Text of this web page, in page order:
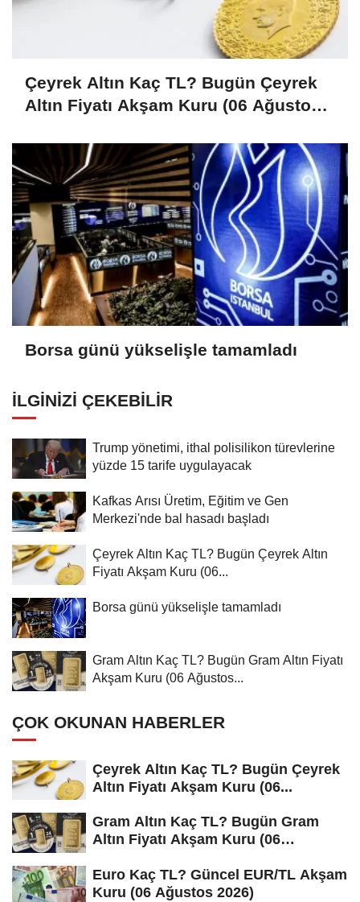
Çeyrek Altın Kaç TL? Bugün Çeyrek
Altın Fiyatı Akşam Kuru (06 Ağustos
Borsa günü yükselişle tamamladı
İLGINIZI ÇEKEBILIR
Trump yönetimi, ithal polisilikon türevlerine
yüzde 15 tarife uygulayacak
Kafkas Arısı Üretim, Eğitim ve Gen
Merkezi'nde bal hasadı başladı
Çeyrek Altın Kaç TL? Bugün Çeyrek Altın
Fiyatı Akşam Kuru (06...
Borsa günü yükselişle tamamladı
Gram Altın Kaç TL? Bugün Gram Altın Fiyatı
Akşam Kuru (06 Ağustos...
ÇOK OKUNAN HABERLER
Çeyrek Altın Kaç TL? Bugün Çeyrek
Altın Fiyatı Akşam Kuru (06...
Gram Altın Kaç TL? Bugün Gram
Altın Fiyatı Akşam Kuru (06
Euro Kaç TL? Güncel EUR/TL Akşam
Kuru (06 Ağustos 2026)